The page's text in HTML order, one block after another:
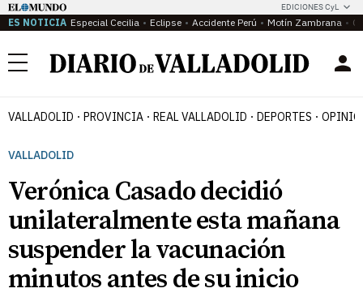
EDICIONES CyL
ES NOTICIA Especial Cecilia Eclipse Accidente Perú Motín Zambrana
Menú
VALLADOLID PROVINCIA REAL VALLADOLID DEPORTES
VALLADOLID
Verónica Casado decidió
unilateralmente esta mañana
suspender la vacunación
minutos antes de su inicio